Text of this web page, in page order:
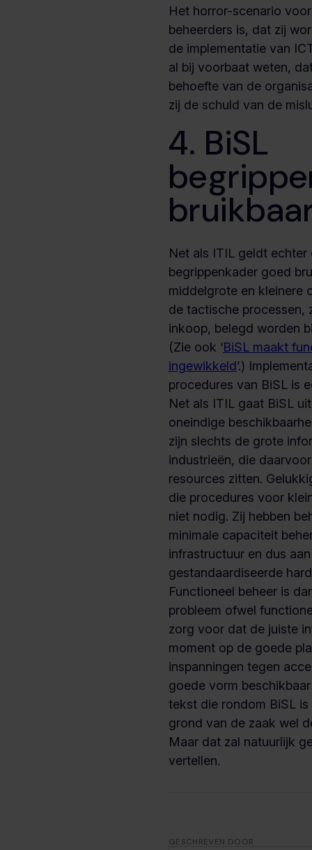
Het horror-scenario
beheerders is, dat zij
de implementatie van
al bij voorbaat weten,
behoefte van de
zij de schuld van de
4. BiSL
Net als ITIL geldt
begrippenkader goed
middelgrote en kleinere
de tactische processen,
inkoop, belegd worden
(Zie ook ‘BiSL maakt
ingewikkeld’.)
procedures van BiSL is
Net als ITIL gaat BiSL
oneindige
zijn slechts de grote
industrieën, die
resources zitten.
die procedures voor
niet nodig. Zij hebben
minimale capaciteit
infrastructuur en dus
gestandaardiseerde
Functioneel beheer is
probleem ofwel
zorg voor dat de juiste
moment op de goede
inspanningen tegen
goede vorm
tekst die rondom BiSL
grond van de zaak wel
Maar dat zal natuurlijk
vertellen.
GESCHREVEN DOOR